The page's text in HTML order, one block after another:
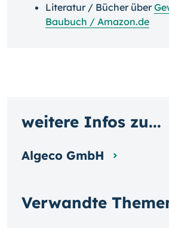
Literatur / Bücher über
Baubuch / Amazon.de
Verwandte
weitere Infos zu...
Algeco GmbH